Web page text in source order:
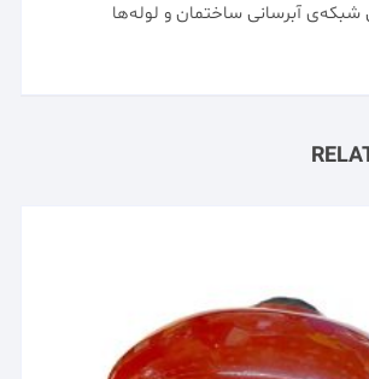
شبکه‌ی آبرسانی ساختمان و لوله‌ها